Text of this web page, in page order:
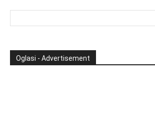
Oglasi - Advertisement